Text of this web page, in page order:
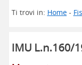
Ti trovi in: Home-
IMU L.n.160/